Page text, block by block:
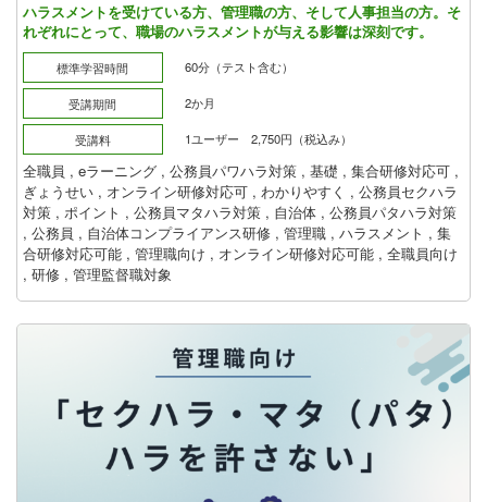
ハラスメントを受けている方、管理職の方、そして人事担当の方。そ
れぞれにとって、職場のハラスメントが与える影響は深刻です。
標準学習時間 60分（テスト含む）
受講期間 2か月
受講料 1ユーザー 2,750円（税込み）
全職員 , eラーニング , 公務員パワハラ対策 , 基礎 , 集合研修対応可 ,
ぎょうせい , オンライン研修対応可 , わかりやすく , 公務員セクハラ
対策 , ポイント , 公務員マタハラ対策 , 自治体 , 公務員パタハラ対策
, 公務員 , 自治体コンプライアンス研修 , 管理職 , ハラスメント , 集
合研修対応可能 , 管理職向け , オンライン研修対応可能 , 全職員向け
, 研修 , 管理監督職対象